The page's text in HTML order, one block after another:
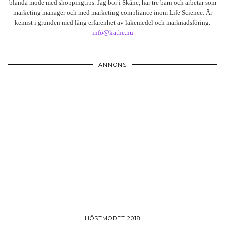
blanda mode med shoppingtips. Jag bor i Skåne, har tre barn och arbetar som
marketing manager och med marketing compliance inom Life Science. Är
kemist i grunden med lång erfarenhet av läkemedel och marknadsföring.
info@kathe.nu
ANNONS
HÖSTMODET 2018